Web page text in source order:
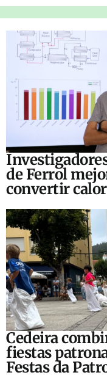
de Ferrol
convertir
Cedeira
fiestas
Festas da